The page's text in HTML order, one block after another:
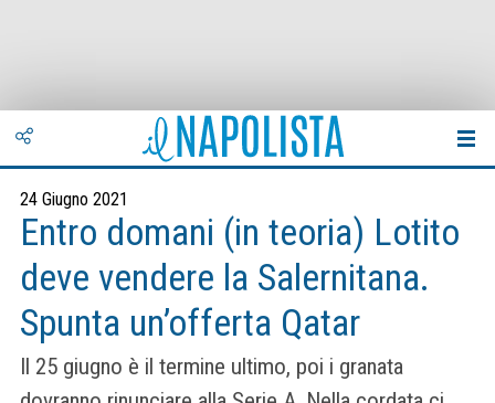
24 Giugno 2021
Entro domani (in teoria) Lotito
deve vendere la Salernitana.
Spunta un’offerta Qatar
Il 25 giugno è il termine ultimo, poi i granata